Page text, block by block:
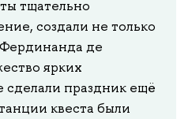
тщательно
создали не только
де
ярких
сделали праздник ещё
квеста были